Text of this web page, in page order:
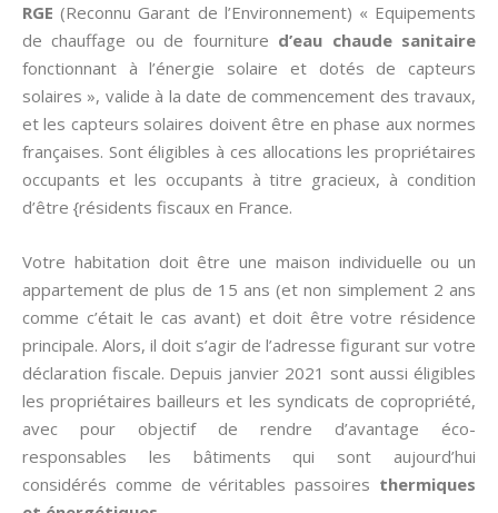
RGE(Reconnu Garant de l’Environnement) « Equipements
de chauffage ou de fourniture d’eau chaude sanitaire
fonctionnant à l’énergie solaire et dotés de capteurs
solaires », valide à la date de commencement des travaux,
et les capteurs solaires doivent être en phase aux normes
françaises. Sont éligibles à ces allocations les propriétaires
occupants et les occupants à titre gracieux, à condition
d’être {résidents fiscaux en France.
Votre habitation doit être une maison individuelle ou un
appartement de plus de 15 ans (et non simplement 2 ans
comme c’était le cas avant) et doit être votre résidence
principale. Alors, il doit s’agir de l’adresse figurant sur votre
déclaration fiscale. Depuis janvier 2021 sont aussi éligibles
les propriétaires bailleurs et les syndicats de copropriété,
avec pour objectif de rendre d’avantage éco-
responsables les bâtiments qui sont aujourd’hui
considérés comme de véritables passoires thermiques